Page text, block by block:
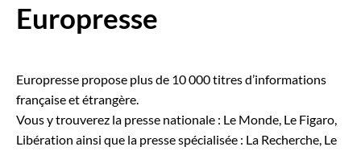
Europresse
Europresse propose plus de 10 000 titres d’informations
française et étrangère.
Vous y trouverez la presse nationale : Le Monde, Le Figaro,
Libération ainsi que la presse spécialisée : La Recherche, Le